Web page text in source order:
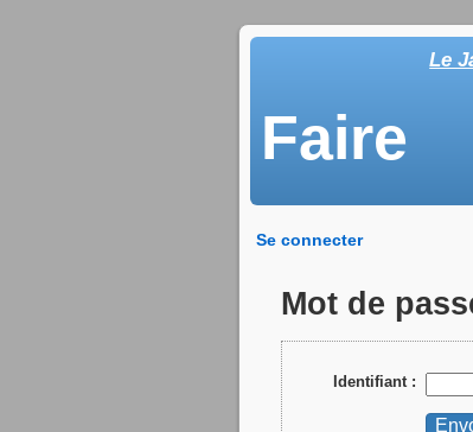
Le
Faire
Se connecter
Mot de
Identifiant :